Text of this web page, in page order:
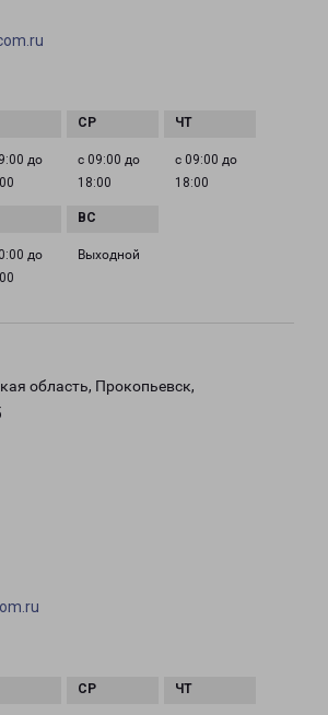
до
с 09:00 до
18:00
с 09:00 до
18:00
до
Выходной
область, Прокопьевск,